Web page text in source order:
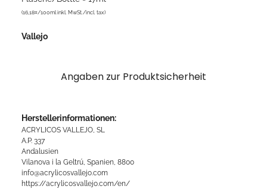
(16,18¤/100ml inkl. MwSt./incl. tax)
Vallejo
Angaben zur Produktsicherheit
Herstellerinformationen:
ACRYLICOS VALLEJO, SL
A.P. 337
Andalusien
Vilanova i la Geltrú, Spanien, 8800
info@acrylicosvallejo.com
https://acrylicosvallejo.com/en/